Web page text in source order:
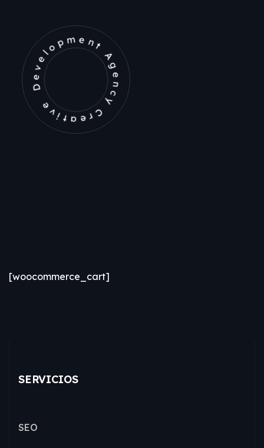
Development Agency Creative
[woocommerce_cart]
SERVICIOS
SEO